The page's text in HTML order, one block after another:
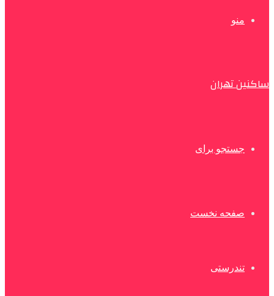
منو
ساکنین تهران
جستجو برای
صفحه نخست
تندرستی